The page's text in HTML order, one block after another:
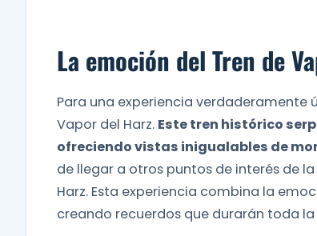
La emoción del Tren de
Para una experiencia verdaderamente
Vapor del Harz. Este tren histórico
ofreciendo vistas inigualables de
de llegar a otros puntos de interés de
Harz. Esta experiencia combina la
creando recuerdos que durarán toda la